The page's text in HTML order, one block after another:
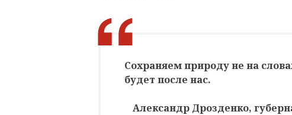
Сохраняем природу не на
будет после нас.
Александр Дрозденко,